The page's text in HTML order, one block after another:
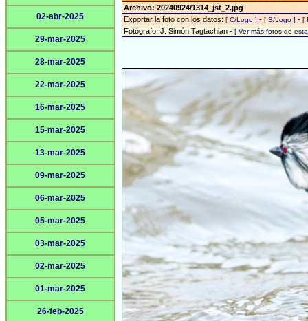
02-abr-2025
29-mar-2025
28-mar-2025
22-mar-2025
16-mar-2025
15-mar-2025
13-mar-2025
09-mar-2025
06-mar-2025
05-mar-2025
03-mar-2025
02-mar-2025
01-mar-2025
26-feb-2025
Archivo: 20240924/1314_jst_2.jpg
Exportar la foto con los datos: [ C/Logo ] - [ S/Logo ] - [
Fotógrafo: J. Simón Tagtachian - [ Ver más fotos de